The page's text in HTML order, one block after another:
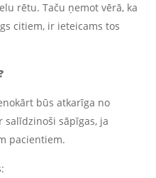
rētu. Taču ņemot vērā, ka
citiem, ir ieteicams tos
būs atkarīga no
salīdzinoši sāpīgas, ja
pacientiem.